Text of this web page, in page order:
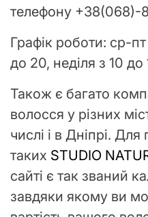
телефону +38(068)-
Графік роботи: ср-
до 20, неділя з 10
Також є багато
волосся у різних
числі і в Дніпрі.
таких STUDIO
сайті є так званий
завдяки якому ви